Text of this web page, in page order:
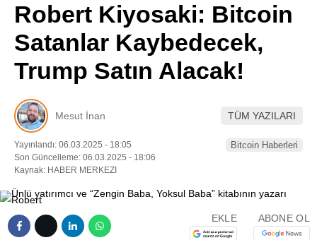
Youtube
TikTok
Robert Kiyosaki: Bitcoin
Satanlar Kaybedecek,
Trump Satın Alacak!
Mesut İnan TÜM YAZILARI
Yayınlandı: 06.03.2025 - 18:05
Son Güncelleme: 06.03.2025 - 18:06
Kaynak: HABER MERKEZI
Bitcoin Haberleri
EKLE ABONE OL